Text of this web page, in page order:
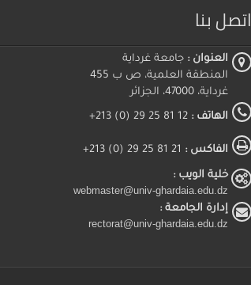
اتصل بنا
العنوان : جامعة غرداية
المنطقة العلمية، ص ب 455
غرداية، 47000، الجزائر
الهاتف :
الفاكس :
خلية الويب :
webmaster@univ-ghardaia.edu.dz
إدارة الجامعة :
rectorat@univ-ghardaia.edu.dz